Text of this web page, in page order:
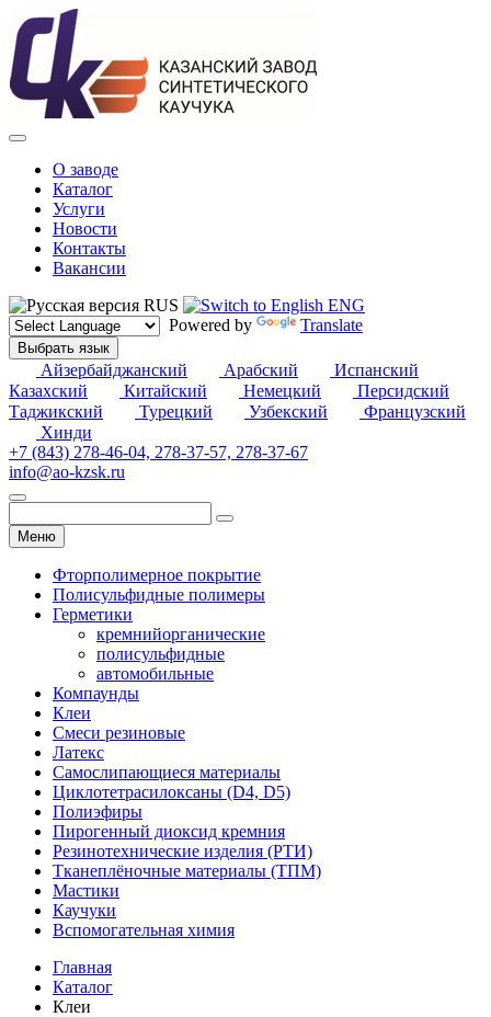
О заводе
Каталог
Услуги
Новости
Контакты
Вакансии
RUS
ENG
Powered by
Translate
Выбрать язык
Айзербайджанский Арабский
Испанский
Казахский
Китайский Немецкий
Персидский
Таджикский
Турецкий Узбекский
Французский
Хинди
+7 (843) 278-46-04, 278-37-57, 278-37-67
info@ao-kzsk.ru
Меню
Фторполимерное покрытие
Полисульфидные полимеры
Герметики
кремнийорганические
полисульфидные
автомобильные
Компаунды
Клеи
Смеси резиновые
Латекс
Самослипающиеся материалы
Циклотетрасилоксаны (D4, D5)
Полиэфиры
Пирогенный диоксид кремния
Резинотехнические изделия (РТИ)
Тканеплёночные материалы (ТПМ)
Мастики
Каучуки
Вспомогательная химия
Главная
Каталог
Клеи